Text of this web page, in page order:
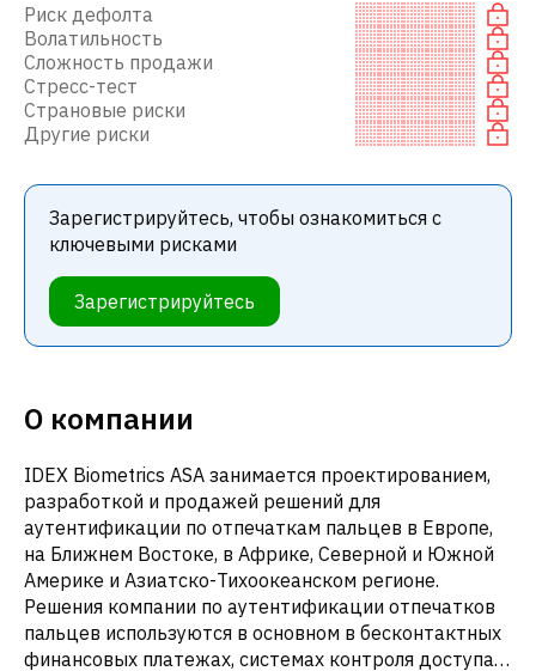
Риск дефолта
Волатильность
Сложность продажи
Стресс-тест
Страновые риски
Другие риски
Зарегистрируйтесь, чтобы ознакомиться с
ключевыми рисками
Зарегистрируйтесь
О компании
IDEX Biometrics ASA занимается проектированием,
разработкой и продажей решений для
аутентификации по отпечаткам пальцев в Европе,
на Ближнем Востоке, в Африке, Северной и Южной
Америке и Азиатско-Тихоокеанском регионе.
Решения компании по аутентификации отпечатков
пальцев используются в основном в бесконтактных
финансовых платежах, системах контроля доступа и